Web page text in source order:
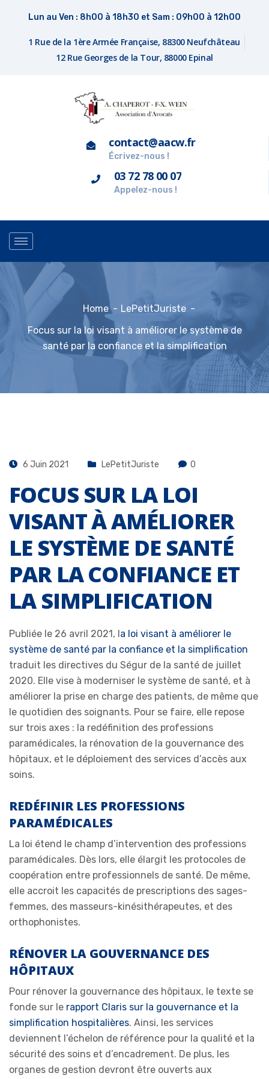
Lun au Ven : 8h00 à 18h30 et Sam : 09h00 à 12h00
1 Rue de la 1ère Armée Française, 88300 Neufchâteau
12 Rue Georges de la Tour, 88000 Epinal
contact@aacw.fr
Écrivez-nous !
03 72 78 00 07
Appelez-nous !
Home
LePetitJuriste
Focus sur la loi visant à améliorer le système de
santé par la confiance et la simplification
6 Juin 2021 LePetitJuriste 0
FOCUS SUR LA LOI
VISANT À AMÉLIORER
LE SYSTÈME DE SANTÉ
PAR LA CONFIANCE ET
LA SIMPLIFICATION
Publiée le 26 avril 2021, la loi visant à améliorer le
système de santé par la confiance et la simplification
traduit les directives du Ségur de la santé de juillet
2020. Elle vise à moderniser le système de santé, et à
améliorer la prise en charge des patients, de même que
le quotidien des soignants. Pour se faire, elle repose
sur trois axes : la redéfinition des professions
paramédicales, la rénovation de la gouvernance des
hôpitaux, et le déploiement des services d’accès aux
soins.
REDÉFINIR LES PROFESSIONS
PARAMÉDICALES
La loi étend le champ d’intervention des professions
paramédicales. Dès lors, elle élargit les protocoles de
coopération entre professionnels de santé. De même,
elle accroit les capacités de prescriptions des sages-
femmes, des masseurs-kinésithérapeutes, et des
orthophonistes.
RÉNOVER LA GOUVERNANCE DES
HÔPITAUX
Pour rénover la gouvernance des hôpitaux, le texte se
fonde sur le rapport Claris sur la gouvernance et la
simplification hospitalières. Ainsi, les services
deviennent l’échelon de référence pour la qualité et la
sécurité des soins et d’encadrement. De plus, les
organes de gestion devront être ouverts aux